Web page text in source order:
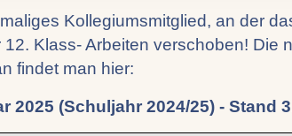
Kollegiumsmitglied, an der
Klass- Arbeiten verschoben! Die
findet man hier:
(Schuljahr 2024/25) - Stand